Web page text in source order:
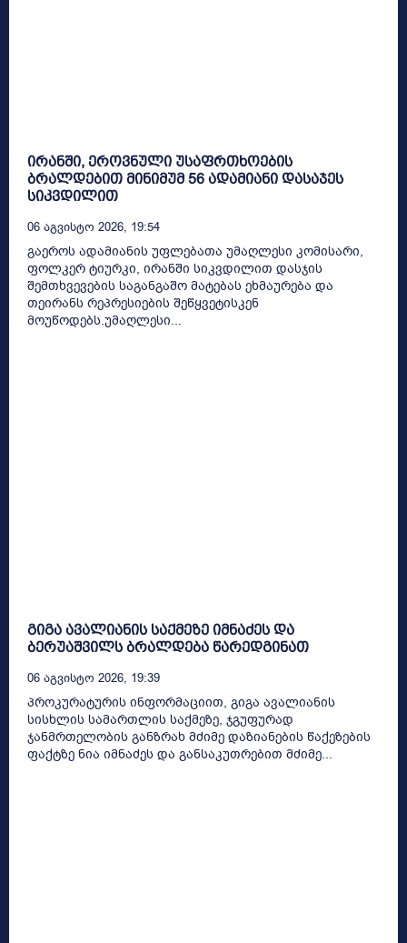
ირანში, ეროვნული უსაფრთხოების
ბრალდებით მინიმუმ 56 ადამიანი დასაჯეს
სიკვდილით
06 Აგვისტო 2026, 19:54
გაეროს ადამიანის უფლებათა უმაღლესი კომისარი,
ფოლკერ ტიურკი, ირანში სიკვდილით დასჯის
შემთხვევების საგანგაშო მატებას ეხმაურება და
თეირანს რეპრესიების შეწყვეტისკენ
მოუწოდებს.უმაღლესი...
გიგა ავალიანის საქმეზე იმნაძეს და
ბერუაშვილს ბრალდება წარედგინათ
06 Აგვისტო 2026, 19:39
პროკურატურის ინფორმაციით, გიგა ავალიანის
სისხლის სამართლის საქმეზე, ჯგუფურად
ჯანმრთელობის განზრახ მძიმე დაზიანების წაქეზების
ფაქტზე ნია იმნაძეს და განსაკუთრებით მძიმე...